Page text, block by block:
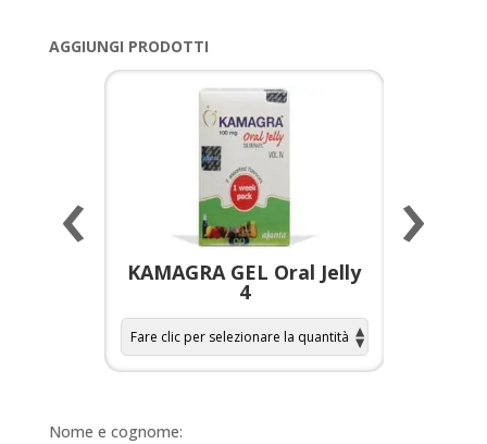
AGGIUNGI PRODOTTI
KAMAGRA GEL Oral Jelly
4
‹ ›
Nome e cognome: